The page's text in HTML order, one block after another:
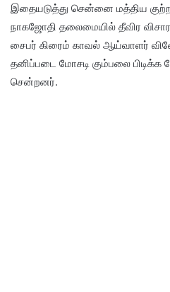
இதையடுத்து சென்னை மத்திய
நாகஜோதி தலைமையில் தீவிர
சைபர் கிரைம் காவல் ஆய்வாளர்
தனிப்படை மோசடி கும்பலை பிடிக்க
சென்றனர்.